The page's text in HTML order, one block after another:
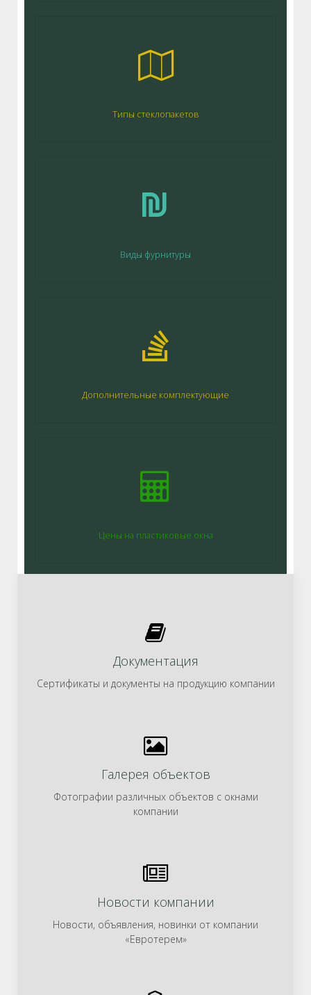
Типы стеклопакетов
Виды фурнитуры
Дополнительные комплектующие
Цены на пластиковые окна
Документация
Сертификаты и документы на продукцию компании
Галерея объектов
Фотографии различных объектов с окнами
компании
Новости компании
Новости, объявления, новинки от компании
«Евротерем»